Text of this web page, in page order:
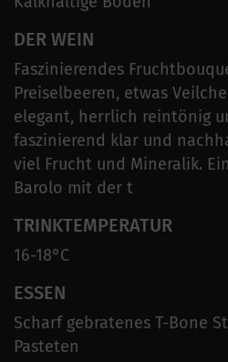
DER WEIN
Faszinierendes
Preiselbeeren, etwas
elegant, herrlich reintönig
faszinierend klar und
viel Frucht und Mineralik.
Barolo mit der t
TRINKTEMPERATUR
16-18°C
ESSEN
Scharf gebratenes T-Bone
Pasteten